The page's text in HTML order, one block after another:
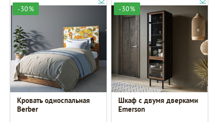
-30%
Кровать односпальная
Berber
-30%
Шкаф c двумя дверками
Emerson